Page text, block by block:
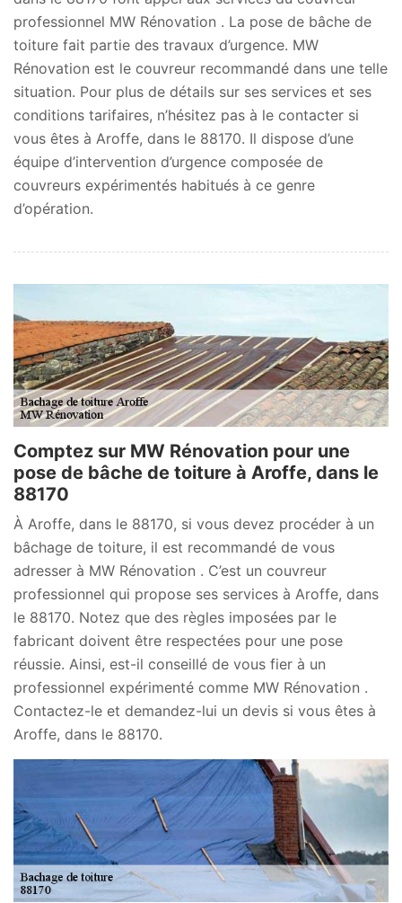
professionnel MW Rénovation . La pose de bâche de
toiture fait partie des travaux d’urgence. MW
Rénovation est le couvreur recommandé dans une telle
situation. Pour plus de détails sur ses services et ses
conditions tarifaires, n’hésitez pas à le contacter si
vous êtes à Aroffe, dans le 88170. Il dispose d’une
équipe d’intervention d’urgence composée de
couvreurs expérimentés habitués à ce genre
d’opération.
Comptez sur MW Rénovation pour une
pose de bâche de toiture à Aroffe, dans le
88170
À Aroffe, dans le 88170, si vous devez procéder à un
bâchage de toiture, il est recommandé de vous
adresser à MW Rénovation . C’est un couvreur
professionnel qui propose ses services à Aroffe, dans
le 88170. Notez que des règles imposées par le
fabricant doivent être respectées pour une pose
réussie. Ainsi, est-il conseillé de vous fier à un
professionnel expérimenté comme MW Rénovation .
Contactez-le et demandez-lui un devis si vous êtes à
Aroffe, dans le 88170.